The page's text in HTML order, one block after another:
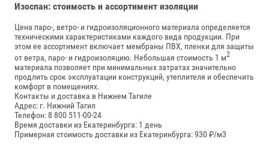
Изоспан: стоимость и ассортимент изоляции
Цена паро-, ветро- и гидроизоляционного материала определяется
техническими характеристиками каждого вида продукции. При
этом ее ассортимент включает мембраны ПВХ, пленки для защиты
от ветра, паро- и гидроизоляцию. Небольшая стоимость 1 м2
материала позволяет при минимальных затратах значительно
продлить срок эксплуатации конструкций, утеплителя и обеспечить
комфорт в помещениях.
Контакты и доставка в Нижнем Тагиле
Адрес: г. Нижний Тагил
Телефон: 8 800 511-00-24
Время доставки из Екатеринбурга: 1 день
Примерная стоимость доставки из Екатеринбурга: 930 ₽/м3